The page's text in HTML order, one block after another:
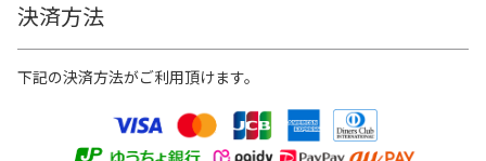
決済方法
下記の決済方法がご利用頂けます。